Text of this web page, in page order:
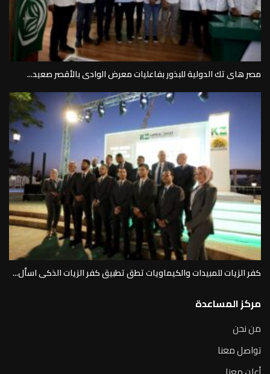
مصر هاى تك الدولية للبذور بفاعليات معرض الوادى بالأقصر صعيد...
كفر الزيات للمبيدات والكيماويات تطق تطبيق كفر الزيات الذكى اسأل...
مركز المساعدة
من نحن
تواصل معنا